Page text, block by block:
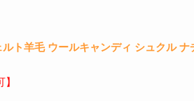
ト羊毛 ウールキャンディ シュクル ナ